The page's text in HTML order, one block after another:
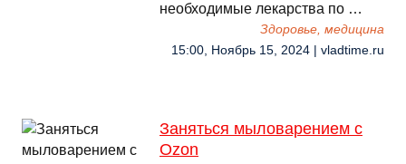
необходимые лекарства по …
Здоровье, медицина
15:00, Ноябрь 15, 2024 | vladtime.ru
Заняться мыловарением с
Ozon